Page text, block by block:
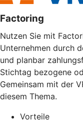
Factoring
Nutzen Sie mit
Unternehmen durch
und planbar
Stichtag bezogene
Gemeinsam mit der
diesem Thema.
Vorteile